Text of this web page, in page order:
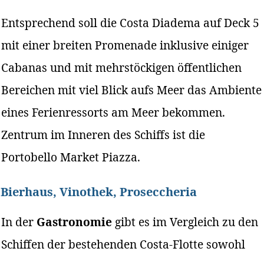
Entsprechend soll die Costa Diadema auf Deck 5
mit einer breiten Promenade inklusive einiger
Cabanas und mit mehrstöckigen öffentlichen
Bereichen mit viel Blick aufs Meer das Ambiente
eines Ferienressorts am Meer bekommen.
Zentrum im Inneren des Schiffs ist die
Portobello Market Piazza.
Bierhaus, Vinothek, Proseccheria
In der Gastronomie gibt es im Vergleich zu den
Schiffen der bestehenden Costa-Flotte sowohl